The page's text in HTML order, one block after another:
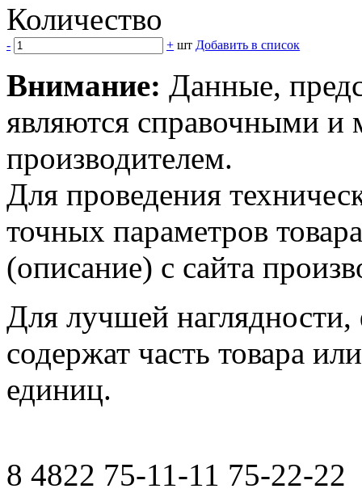
Количество
- + шт Добавить в список
Внимание: Данные,
являются справочными и
производителем.
Для проведения
точных параметров
(описание) с сайта
Для лучшей наглядности,
содержат часть товара
единиц.
8 4822 75-11-11 75-22-22